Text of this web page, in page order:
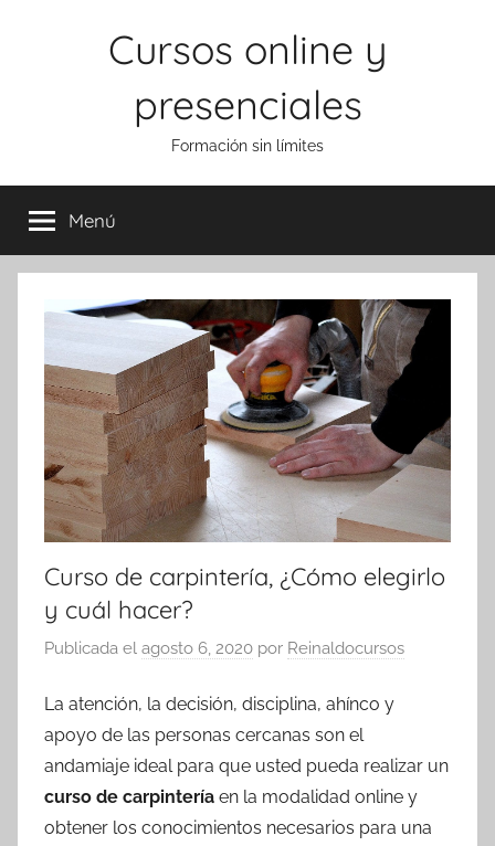
Cursos online y
presenciales
Formación sin límites
Menú
Curso de carpintería, ¿Cómo elegirlo
y cuál hacer?
Publicada el agosto 6, 2020 por Reinaldocursos
La atención, la decisión, disciplina, ahínco y
apoyo de las personas cercanas son el
andamiaje ideal para que usted pueda realizar un
curso de carpintería en la modalidad online y
obtener los conocimientos necesarios para una